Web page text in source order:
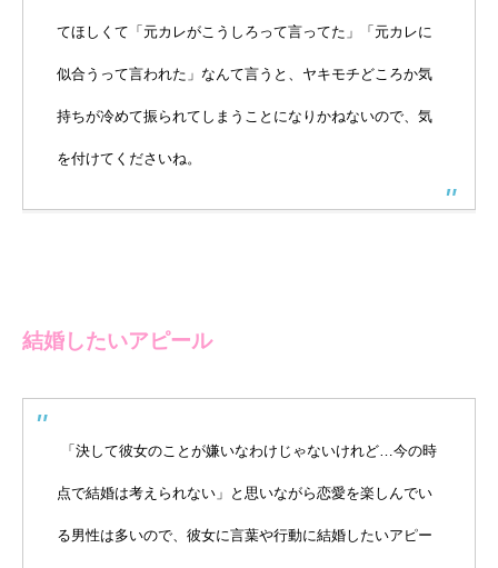
てほしくて「元カレがこうしろって言ってた」「元カレに
似合うって言われた」なんて言うと、ヤキモチどころか気
持ちが冷めて振られてしまうことになりかねないので、気
を付けてくださいね。
結婚したいアピール
「決して彼女のことが嫌いなわけじゃないけれど…今の時
点で結婚は考えられない」と思いながら恋愛を楽しんでい
る男性は多いので、彼女に言葉や行動に結婚したいアピー